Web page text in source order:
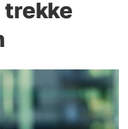
trekke